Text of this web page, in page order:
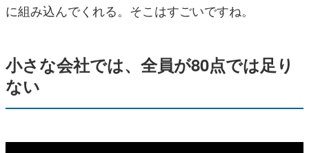
に組み込んでくれる。そこはすごいですね。
小さな会社では、全員が80点では足り
ない